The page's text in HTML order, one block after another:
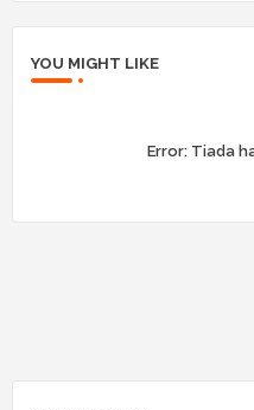
YOU MIGHT LIKE
Error:Tiada